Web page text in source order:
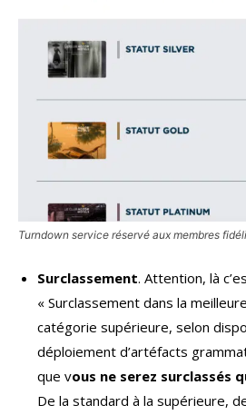
Turndown service réservé aux membres
Surclassement. Attention, là
« Surclassement dans la
catégorie supérieure, selon
déploiement d’artéfacts
que vous ne serez surclassés
De la standard à la supérieure,